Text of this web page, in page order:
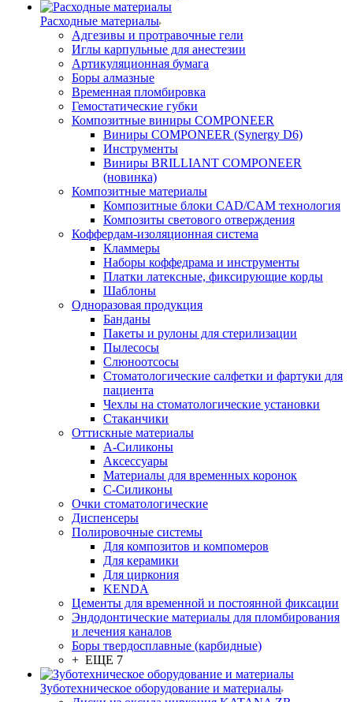
Расходные материалы
Адгезивы и протравочные гели
Иглы карпульные для анестезии
Артикуляционная бумага
Боры алмазные
Временная пломбировка
Гемостатические губки
Композитные виниры COMPONEER
Виниры COMPONEER (Synergy D6)
Инструменты
Виниры BRILLIANT COMPONEER
(новинка)
Композитные материалы
Композитные блоки CAD/СAM технология
Композиты светового отверждения
Коффердам-изоляционная система
Кламмеры
Наборы коффедрама и инструменты
Платки латексные, фиксирующие корды
Шаблоны
Одноразовая продукция
Банданы
Пакеты и рулоны для стерилизации
Пылесосы
Слюноотсосы
Стоматологические салфетки и фартуки для
пациента
Чехлы на стоматологические установки
Стаканчики
Оттискные материалы
А-Силиконы
Аксессуары
Материалы для временных коронок
С-Силиконы
Очки стоматологические
Диспенсеры
Полировочные системы
Для композитов и компомеров
Для керамики
Для циркония
KENDA
Цементы для временной и постоянной фиксации
Эндодонтические материалы для пломбирования
и лечения каналов
Боры твердосплавные (карбидные)
+ ЕЩЕ 7
Зуботехническое оборудование и материалы